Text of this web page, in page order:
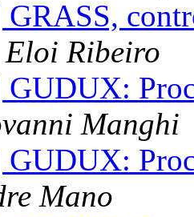
Eloi Ribeiro
Manghi
Mano